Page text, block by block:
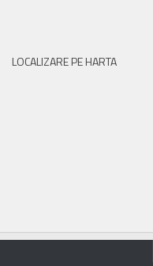
LOCALIZARE PE HARTA